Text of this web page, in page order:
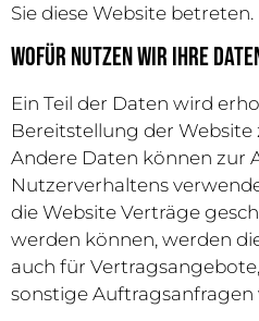
Sie diese Website betreten.
Wofür nutzen wir Ihre
Ein Teil der Daten wird
Bereitstellung der Website
Andere Daten können zur
Nutzerverhaltens
die Website Verträge
werden können, werden
auch für
sonstige Auftragsanfragen